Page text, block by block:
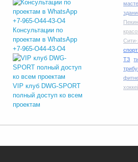
Консультации по
проектам в WhatsApp
+7-965-O44-43-O4
VIP клуб DWG-SPORT
полный доступ ко всем
проектам
ТЗ